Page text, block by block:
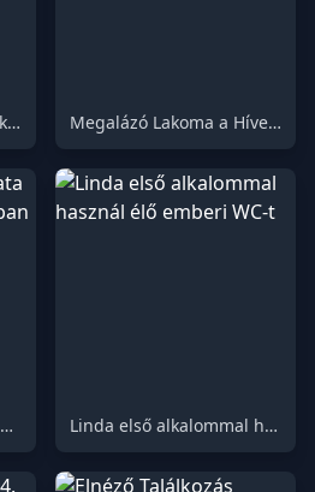
A Fajzatok Mocskevőinek Második Jelenete Megalázó Lakoma a Híveknek
Linda első tapasztalata emberi wc használatában – Kamera kettő Linda első alkalommal használ élő emberi WC-t